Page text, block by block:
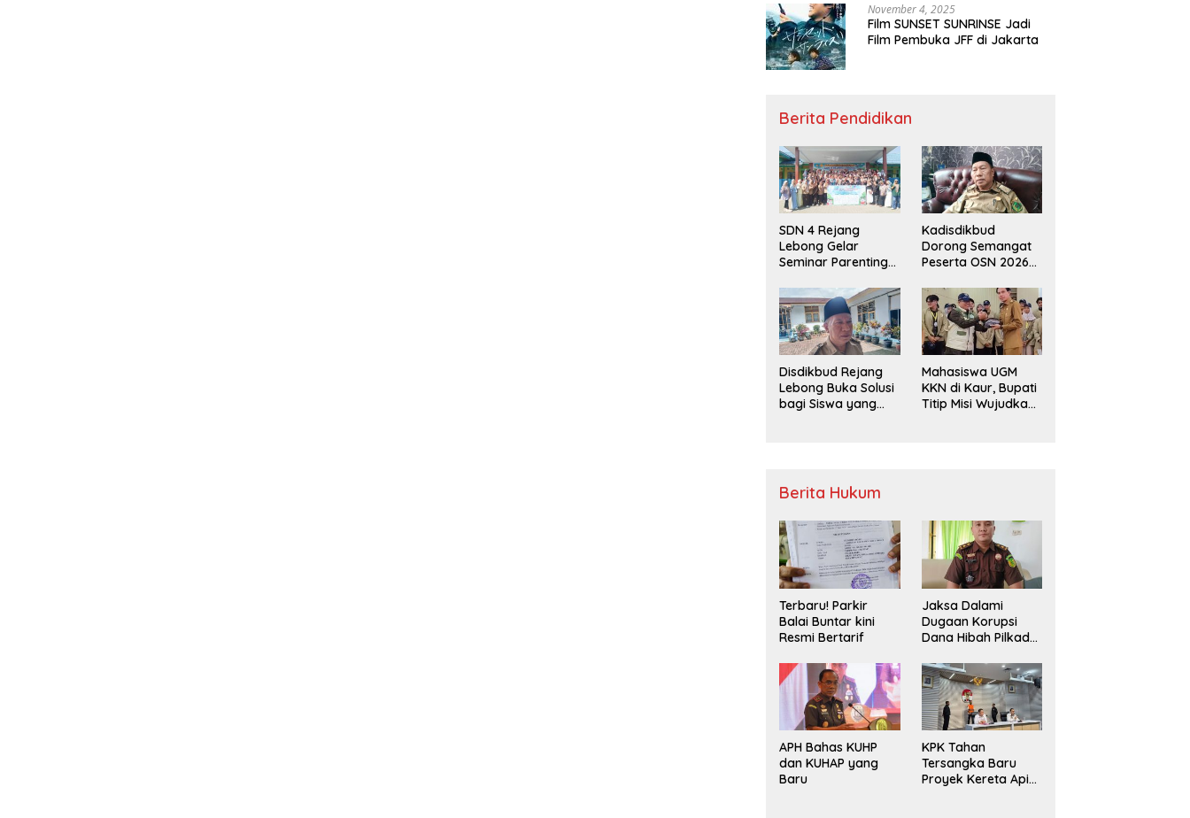
November 4, 2025
Film SUNSET SUNRINSE Jadi
Film Pembuka JFF di Jakarta
Berita Pendidikan
SDN 4 Rejang
Lebong Gelar
Seminar Parenting
Bullying,
Kadisdikbud: Patut
Jadi Contoh
Kadisdikbud
Dorong Semangat
Peserta OSN 2026
Disdikbud Rejang
Lebong Buka Solusi
bagi Siswa yang
Mahasiswa UGM
KKN di Kaur, Bupati
Titip Misi Wujudkan
Berita Hukum
Terbaru! Parkir
Balai Buntar kini
Resmi Bertarif
Jaksa Dalami
Dugaan Korupsi
Dana Hibah Pilkada
Kaur
APH Bahas KUHP
dan KUHAP yang
Baru
KPK Tahan
Tersangka Baru
Proyek Kereta Api